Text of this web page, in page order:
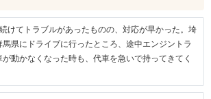
けてトラブルがあったものの、対応が早かった。埼
馬県にドライブに行ったところ、途中エンジントラ
が動かなくなった時も、代車を急いで持ってきてく